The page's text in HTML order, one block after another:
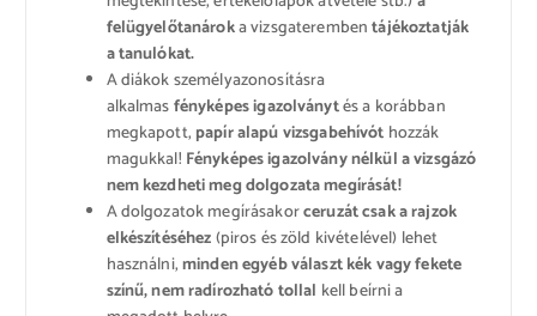
felügyelőtanároka vizsgaterembentájékoztatják
a tanulókat.
A diákok személyazonosításra
alkalmasfényképesigazolványtés a korábban
megkapott, papír alapú vizsgabehívót hozzák
magukkal! Fényképes igazolvány nélkül a vizsgázó
nem kezdheti meg dolgozata megírását!
A dolgozatok megírásakorceruzát csak a rajzok
elkészítéséhez(piros és zöld kivételével) lehet
használni,minden egyéb választ kék vagy fekete
színű, nem radírozható tollal kell beírni a